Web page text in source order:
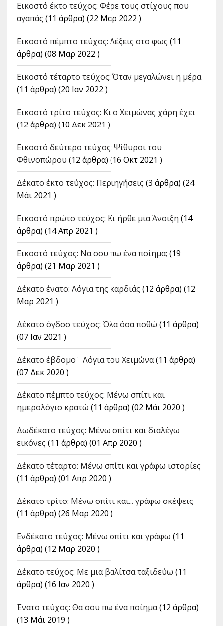
Εικοστό έκτο τεύχος: Φέρε τους στίχους που
αγαπάς (11 άρθρα) (22 Μαρ 2022 )
Εικοστό πέμπτο τεύχος: Λέξεις στο φως (11
άρθρα) (08 Μαρ 2022 )
Εικοστό τέταρτο τεύχος: Όταν μεγαλώνει η μέρα
(11 άρθρα) (20 Ιαν 2022 )
Εικοστό τρίτο τεύχος: Κι ο Χειμώνας χάρη έχει
(12 άρθρα) (10 Δεκ 2021 )
Εικοστό δεύτερο τεύχος: Ψίθυροι του
Φθινοπώρου (12 άρθρα) (16 Οκτ 2021 )
Δέκατο έκτο τεύχος: Περιηγήσεις (3 άρθρα) (24
Μάι 2021 )
Εικοστό πρώτο τεύχος: Κι ήρθε μια Άνοιξη (14
άρθρα) (14 Απρ 2021 )
Εικοστό τεύχος: Να σου πω ένα ποίημα; (19
άρθρα) (21 Μαρ 2021 )
Δέκατο ένατο: Λόγια της καρδιάς (12 άρθρα) (12
Μαρ 2021 )
Δέκατο όγδοο τεύχος: Όλα όσα ποθώ (11 άρθρα)
(07 Ιαν 2021 )
Δέκατο έβδομο¨ Λόγια του Χειμώνα(11 άρθρα)
(07 Δεκ 2020 )
Δέκατο πέμπτο τεύχος: Μένω σπίτι και
ημερολόγιο κρατώ (11 άρθρα) (02 Μάι 2020 )
Δωδέκατο τεύχος: Μένω σπίτι και διαλέγω
εικόνες (11 άρθρα) (01 Απρ 2020 )
Δέκατο τέταρτο: Μένω σπίτι και γράφω ιστορίες
(11 άρθρα) (01 Απρ 2020 )
Δέκατο τρίτο: Μένω σπίτι και... γράφω σκέψεις
(11 άρθρα) (26 Μαρ 2020 )
Ενδέκατο τεύχος: Μένω σπίτι και γράφω (11
άρθρα) (12 Μαρ 2020 )
Δέκατο τεύχος: Με μια βαλίτσα ταξιδεύω (11
άρθρα) (16 Ιαν 2020 )
Ένατο τεύχος: Θα σου πω ένα ποίημα(12 άρθρα)
(13 Μάι 2019 )